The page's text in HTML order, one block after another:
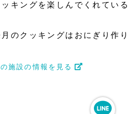
ッキングを楽しんでくれてい
月のクッキングはおにぎり作
施設の情報を見る